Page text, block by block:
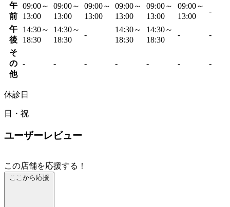
午
前
09:00～
13:00
09:00～
13:00
09:00～
13:00
09:00～
13:00
09:00～
13:00
09:00～
13:00
-
午
後
14:30～
18:30
14:30～
18:30
-
14:30～
18:30
14:30～
18:30
- -
そ
の
他
- - - - - - -
休診日
日・祝
ユーザーレビュー
この店舗を応援する！
ここから応援